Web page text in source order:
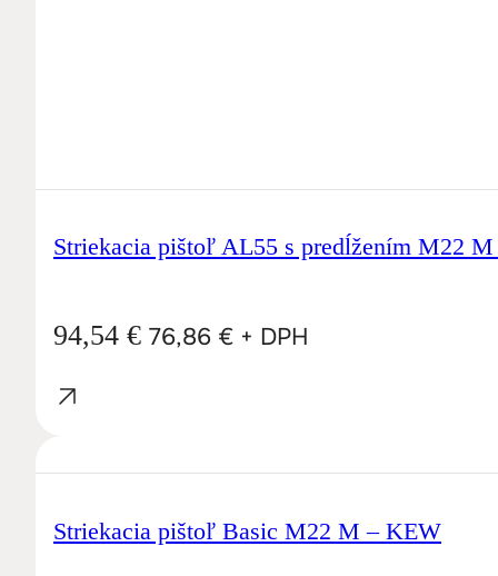
Striekacia pištoľ AL55 s predĺžením M22
94,54 € 76,86 € + DPH
Striekacia pištoľ Basic M22 M – KEW